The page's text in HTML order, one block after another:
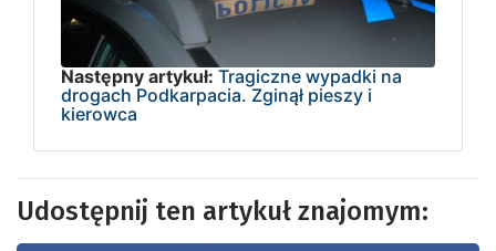
Następny artykuł: Tragiczne wypadki na
drogach Podkarpacia. Zginął pieszy i
kierowca
Udostępnij ten artykuł znajomym: